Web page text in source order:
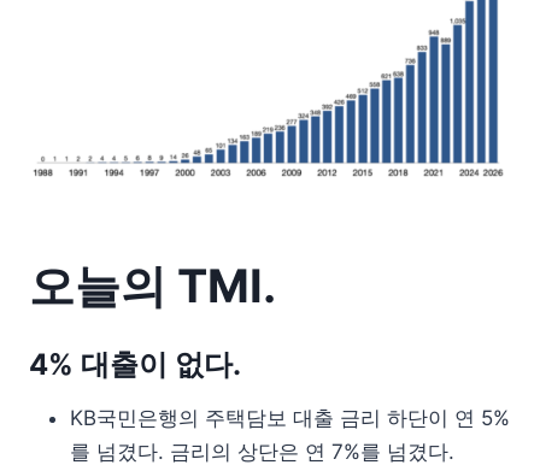
오늘의 TMI.
4% 대출이 없다.
KB국민은행의 주택담보 대출 금리 하단이 연 5%
를 넘겼다. 금리의 상단은 연 7%를 넘겼다.